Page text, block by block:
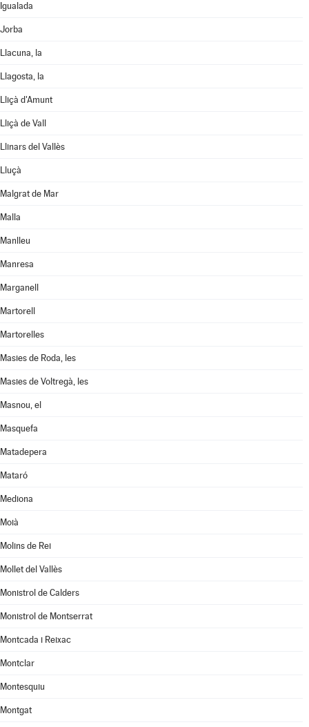
Igualada
Jorba
Llacuna, la
Llagosta, la
Lliçà d'Amunt
Lliçà de Vall
Llinars del Vallès
Lluçà
Malgrat de Mar
Malla
Manlleu
Manresa
Marganell
Martorell
Martorelles
Masies de Roda, les
Masies de Voltregà, les
Masnou, el
Masquefa
Matadepera
Mataró
Mediona
Moià
Molins de Rei
Mollet del Vallès
Monistrol de Calders
Monistrol de Montserrat
Montcada i Reixac
Montclar
Montesquiu
Montgat